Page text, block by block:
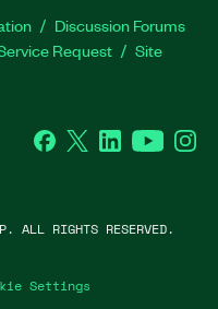
Discussion Forums
Request
Site
Facebook
Twitter LinkedInYouTube
Settings
ALL RIGHTS RESERVED.